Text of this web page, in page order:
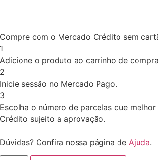
Compre com o Mercado Crédito sem
1
Adicione o produto ao carrinho de
2
Inicie sessão no Mercado Pago.
3
Escolha o número de parcelas que
Crédito sujeito a aprovação.
Dúvidas? Confira nossa página de Ajuda.